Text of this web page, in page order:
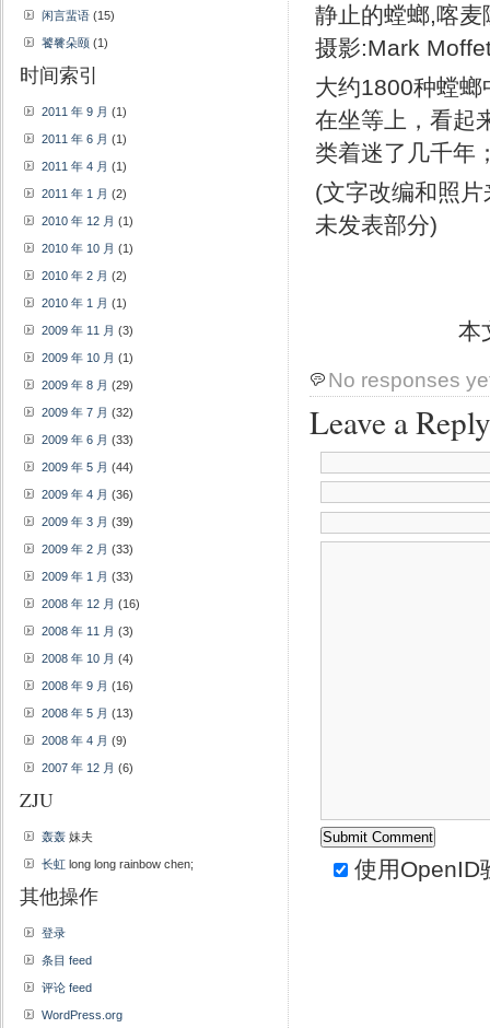
静止的螳螂,喀麦
摄影:Mark
大约1800种螳
在坐等上，看起
类着迷了几千年
(文字改编和照
未发表部分)
本
No responses
Leave a Reply
使用OpenID
闲言蜚语 (15)
饕餮朵颐 (1)
时间索引
2011 年 9 月 (1)
2011 年 6 月 (1)
2011 年 4 月 (1)
2011 年 1 月 (2)
2010 年 12 月 (1)
2010 年 10 月 (1)
2010 年 2 月 (2)
2010 年 1 月 (1)
2009 年 11 月 (3)
2009 年 10 月 (1)
2009 年 8 月 (29)
2009 年 7 月 (32)
2009 年 6 月 (33)
2009 年 5 月 (44)
2009 年 4 月 (36)
2009 年 3 月 (39)
2009 年 2 月 (33)
2009 年 1 月 (33)
2008 年 12 月 (16)
2008 年 11 月 (3)
2008 年 10 月 (4)
2008 年 9 月 (16)
2008 年 5 月 (13)
2008 年 4 月 (9)
2007 年 12 月 (6)
ZJU
轰轰 妹夫
长虹 long long rainbow chen;
其他操作
登录
条目 feed
评论 feed
WordPress.org